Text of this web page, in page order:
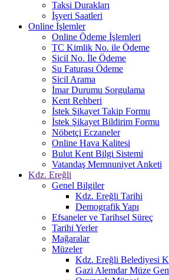
Taksi Durakları
İşyeri Saatleri
Online İşlemler
Online Ödeme İşlemleri
TC Kimlik No. ile Ödeme
Sicil No. İle Ödeme
Su Faturası Ödeme
Sicil Arama
İmar Durumu Sorgulama
Kent Rehberi
İstek Şikayet Takip Formu
İstek Şikayet Bildirim Formu
Nöbetçi Eczaneler
Online Hava Kalitesi
Bulut Kent Bilgi Sistemi
Vatandaş Memnuniyet Anketi
Kdz. Ereğli
Genel Bilgiler
Kdz. Ereğli Tarihi
Demografik Yapı
Efsaneler ve Tarihsel Süreç
Tarihi Yerler
Mağaralar
Müzeler
Kdz. Ereğli Belediyesi
Gazi Alemdar Müze